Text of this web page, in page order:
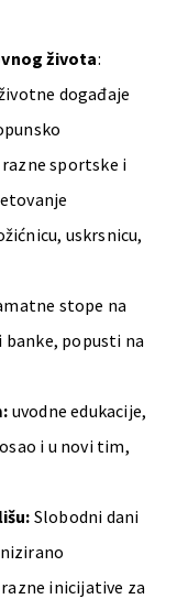
života:
događaje
sportske i
uskrsnicu,
stope na
popusti na
uvodne edukacije,
i u novi tim,
Slobodni dani
inicijative za